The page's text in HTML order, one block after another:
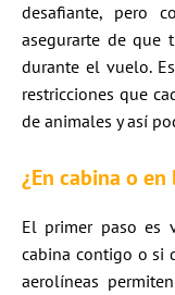
desafiante, pero
asegurarte de que
durante el vuelo.
restricciones que
de animales y así
¿En cabina o
El primer paso es
cabina contigo o si
aerolíneas